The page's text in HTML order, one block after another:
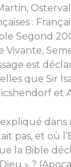
:
Segond
Vivante,
est
que Sir
et
expliqué
pas, et où
la Bible
» ?